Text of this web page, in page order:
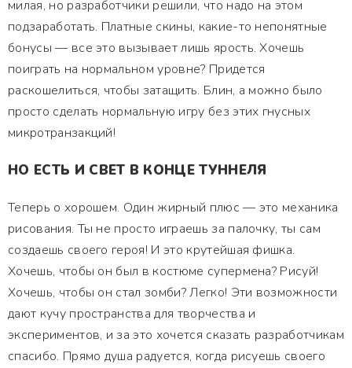
милая, но разработчики решили, что надо на этом
подзаработать. Платные скины, какие-то непонятные
бонусы — все это вызывает лишь ярость. Хочешь
поиграть на нормальном уровне? Придется
раскошелиться, чтобы затащить. Блин, а можно было
просто сделать нормальную игру без этих гнусных
микротранзакций!
НО ЕСТЬ И СВЕТ В КОНЦЕ ТУННЕЛЯ
Теперь о хорошем. Один жирный плюс — это механика
рисования. Ты не просто играешь за палочку, ты сам
создаешь своего героя! И это крутейшая фишка.
Хочешь, чтобы он был в костюме супермена? Рисуй!
Хочешь, чтобы он стал зомби? Легко! Эти возможности
дают кучу пространства для творчества и
экспериментов, и за это хочется сказать разработчикам
спасибо. Прямо душа радуется, когда рисуешь своего